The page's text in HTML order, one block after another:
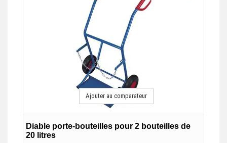
Diable porte-bouteilles pour 2 bouteilles de
20 litres
Ajouter au comparateur